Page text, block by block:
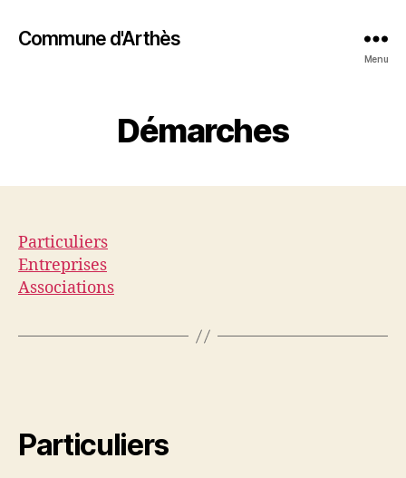
Commune d'Arthès
Menu
Démarches
Particuliers
Entreprises
Associations
Particuliers